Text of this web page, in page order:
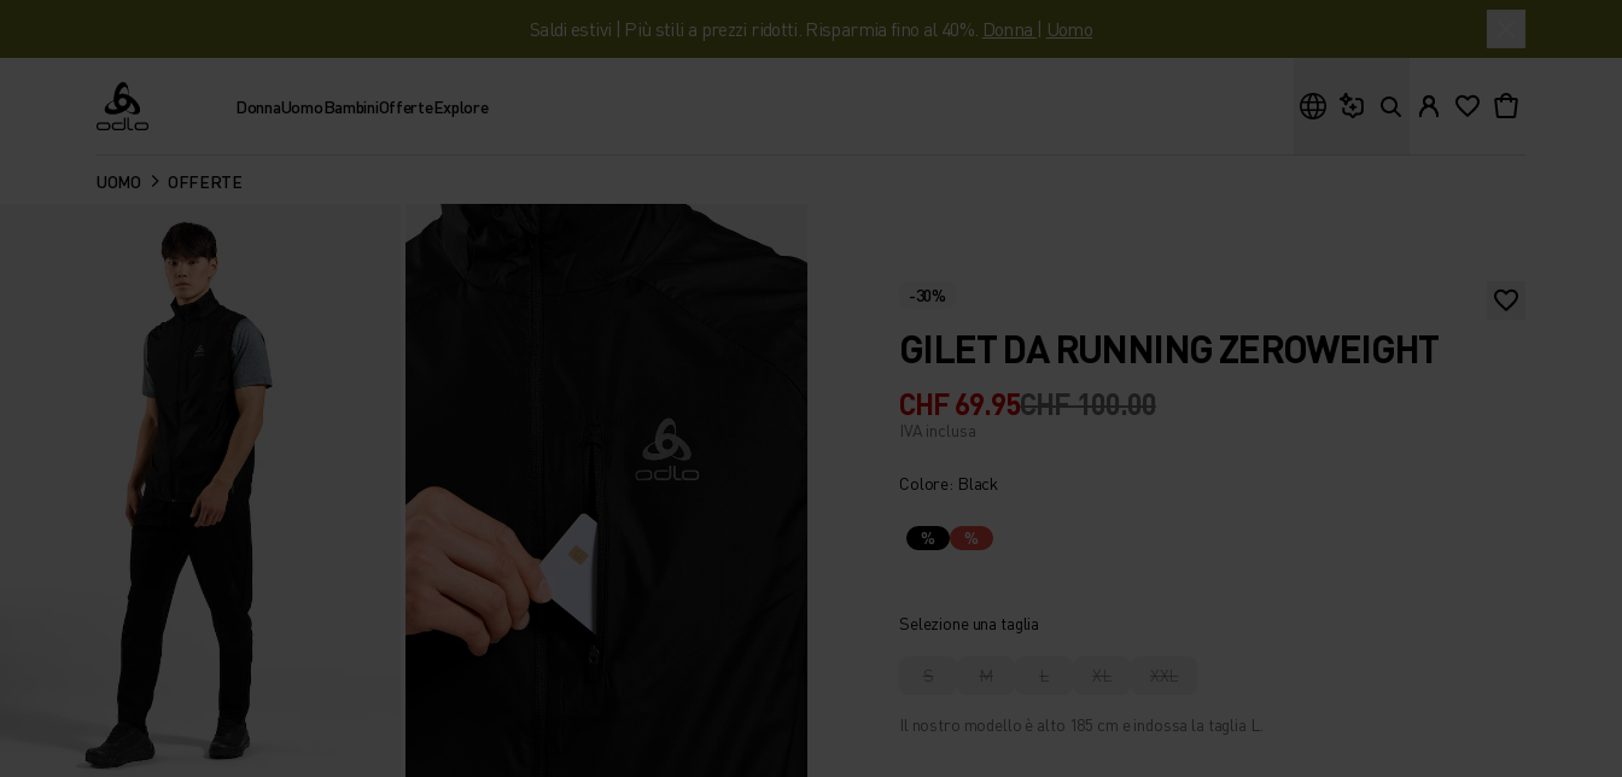
Saldi estivi | Più stili a prezzi ridotti. Risparmia fino al 40%. Donna | Uomo
Odlo DonnaUomoBambiniOfferteExplore
UOMO OFFERTE
-30%
GILET DA RUNNING ZEROWEIGHT
CHF 69.95CHF 100.00
IVA inclusa
Colore: Black
% %
Selezione una taglia
S M L XL XXL
Il nostro modello è alto 185 cm e indossa la taglia L.